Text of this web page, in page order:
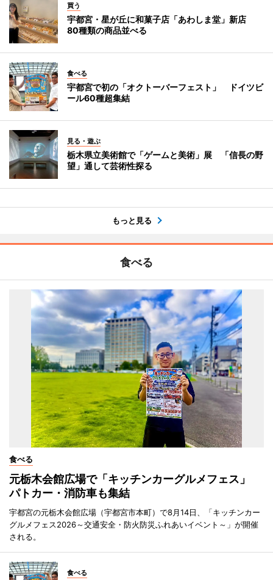
買う
宇都宮・星が丘に和菓子店「あわしま堂」新店
80種類の商品並べる
食べる
宇都宮で初の「オクトーバーフェスト」 ドイツビ
ール60種超集結
見る・遊ぶ
栃木県立美術館で「ゲームと美術」展 「信長の野
望」通して芸術性探る
もっと見る
食べる
食べる
元栃木会館広場で「キッチンカーグルメフェス」
パトカー・消防車も集結
宇都宮の元栃木会館広場（宇都宮市本町）で8月14日、「キッチンカー
グルメフェス2026～交通安全・防火防災ふれあいイベント～」が開催
される。
食べる